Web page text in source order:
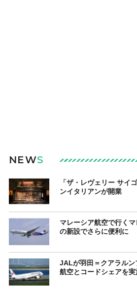
NEWS
「ザ・レヴェリー サイ
ンイタリアンが開業
マレーシア航空で行く
の新設でさらに便利に
JALが羽田＝クアラル
航空とコードシェアを実